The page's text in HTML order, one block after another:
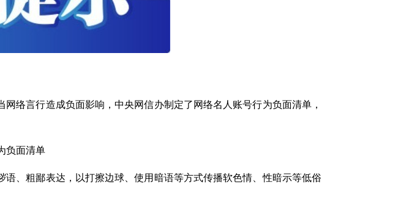
络言行造成负面影响，中央网信办制定了网络名人账号行为负面清单，
负面清单
、粗鄙表达，以打擦边球、使用暗语等方式传播软色情、性暗示等低俗